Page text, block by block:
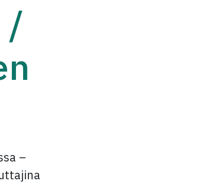
/
–